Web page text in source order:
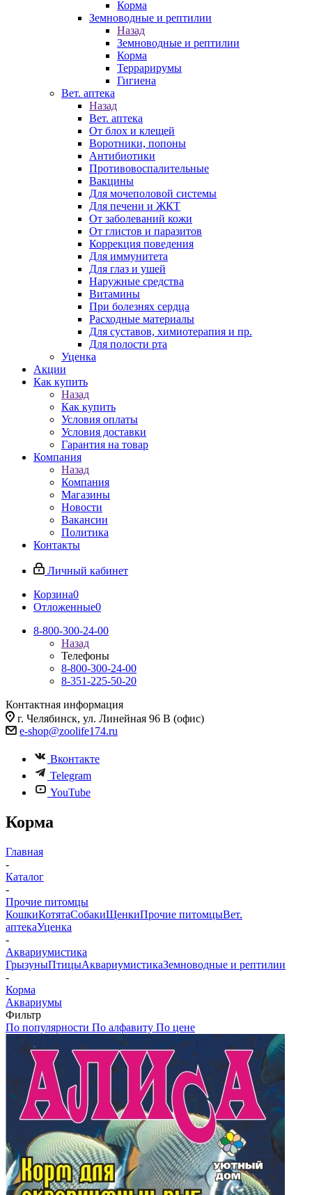
Корма
Земноводные и рептилии
Назад
Земноводные и рептилии
Корма
Террарирумы
Гигиена
Вет. аптека
Назад
Вет. аптека
От блох и клещей
Воротники, попоны
Антибиотики
Противовоспалительные
Вакцины
Для мочеполовой системы
Для печени и ЖКТ
От заболеваний кожи
От глистов и паразитов
Коррекция поведения
Для иммунитета
Для глаз и ушей
Наружные средства
Витамины
При болезнях сердца
Расходные материалы
Для суставов, химиотерапия и пр.
Для полости рта
Уценка
Акции
Как купить
Назад
Как купить
Условия оплаты
Условия доставки
Гарантия на товар
Компания
Назад
Компания
Магазины
Новости
Вакансии
Политика
Контакты
Личный кабинет
Корзина0
Отложенные0
8-800-300-24-00
Назад
Телефоны
8-800-300-24-00
8-351-225-50-20
Контактная информация
г. Челябинск, ул. Линейная 96 В (офис)
e-shop@zoolife174.ru
Вконтакте
Telegram
YouTube
Корма
Главная
-
Каталог
-
Прочие питомцы
КошкиКотятаСобакиЩенкиПрочие питомцыВет.
аптекаУценка
-
Аквариумистика
ГрызуныПтицыАквариумистикаЗемноводные и рептилии
-
Корма
Аквариумы
Фильтр
По популярности По алфавиту По цене